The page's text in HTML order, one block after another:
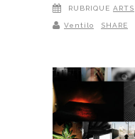
RUBRIQUE ARTS
Ventilo SHARE